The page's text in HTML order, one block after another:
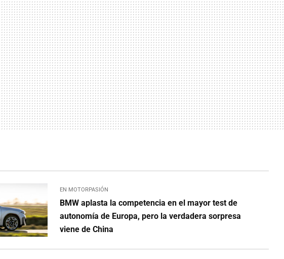
EN MOTORPASIÓN
BMW aplasta la competencia en el mayor test de
autonomía de Europa, pero la verdadera sorpresa
viene de China